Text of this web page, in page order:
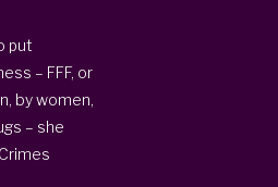
put
– FFF, or
by women,
– she